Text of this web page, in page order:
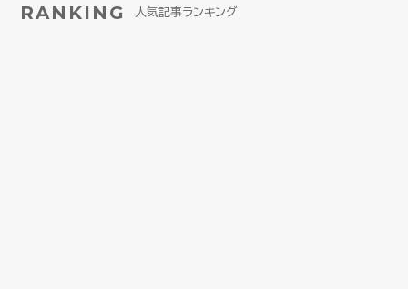
RANKING 人気記事ランキング